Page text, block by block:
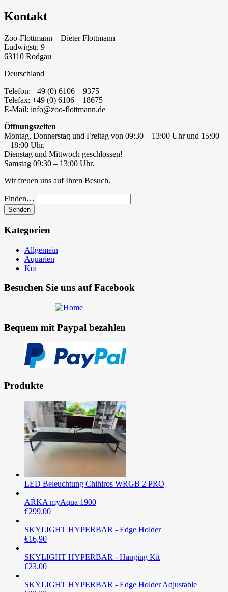
Kontakt
Zoo-Flottmann – Dieter Flottmann
Ludwigstr. 9
63110 Rodgau
Deutschland
Telefon: +49 (0) 6106 – 9375
Telefax: +49 (0) 6106 – 18675
E-Mail: info@zoo-flottmann.de
Öffnungszeiten
Montag, Donnerstag und Freitag von 09:30 – 13:00 Uhr und 15:00
– 18:00 Uhr.
Dienstag und Mittwoch geschlossen!
Samstag 09:30 – 13:00 Uhr.
Wir freuen uns auf Ihren Besuch.
Finden…
Kategorien
Allgemein
Aquarien
Koi
Besuchen Sie uns auf Facebook
Bequem mit Paypal bezahlen
Produkte
LED Beleuchtung Chihiros WRGB 2 PRO
ARKA myAqua 1900
€299,00
SKYLIGHT HYPERBAR - Edge Holder
€16,90
SKYLIGHT HYPERBAR - Hanging Kit
€23,00
SKYLIGHT HYPERBAR - Edge Holder Adjustable